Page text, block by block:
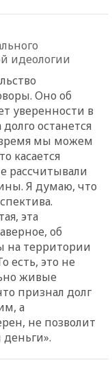
идеологии
Оно об
уверенности в
останется
мы можем
касается
рассчитывали
Я думаю, что
эта
об
на территории
есть, это не
живые
признал долг
а
не позволит